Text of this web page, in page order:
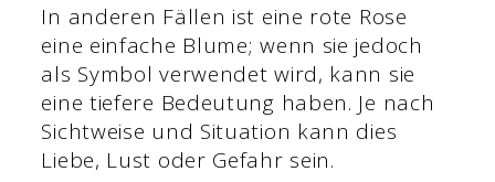
In anderen Fällen ist eine rote Rose
eine einfache Blume; wenn sie jedoch
als Symbol verwendet wird, kann sie
eine tiefere Bedeutung haben. Je nach
Sichtweise und Situation kann dies
Liebe, Lust oder Gefahr sein.